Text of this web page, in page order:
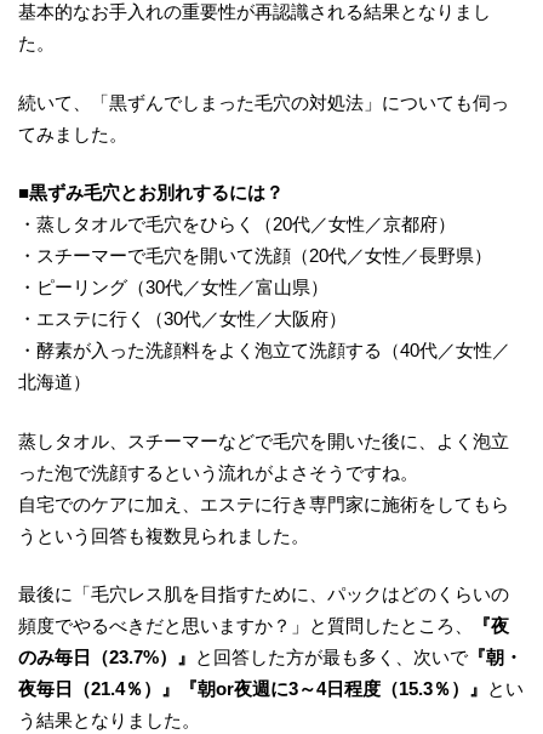
基本的なお手入れの重要性が再認識される結果となりまし
た。
続いて、「黒ずんでしまった毛穴の対処法」についても伺っ
てみました。
■黒ずみ毛穴とお別れするには？
・蒸しタオルで毛穴をひらく（20代／女性／京都府）
・スチーマーで毛穴を開いて洗顔（20代／女性／長野県）
・ピーリング（30代／女性／富山県）
・エステに行く（30代／女性／大阪府）
・酵素が入った洗顔料をよく泡立て洗顔する（40代／女性／
北海道）
蒸しタオル、スチーマーなどで毛穴を開いた後に、よく泡立
った泡で洗顔するという流れがよさそうですね。
自宅でのケアに加え、エステに行き専門家に施術をしてもら
うという回答も複数見られました。
最後に「毛穴レス肌を目指すために、パックはどのくらいの
頻度でやるべきだと思いますか？」と質問したところ、
『夜
のみ毎日
（23.7%）』 と回答した方が最も多く、次いで 『朝・
夜毎日
（21.4％）』『朝or夜週に3～4日程度 （15.3％）』 とい
う結果となりました。